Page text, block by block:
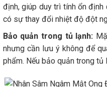
định, giúp duy trì tính ổn
có sự thay đổi nhiệt độ đột
Bảo quản trong tủ lạnh:
nhưng cần lưu ý không để
phẩm. Nếu bảo quản trong